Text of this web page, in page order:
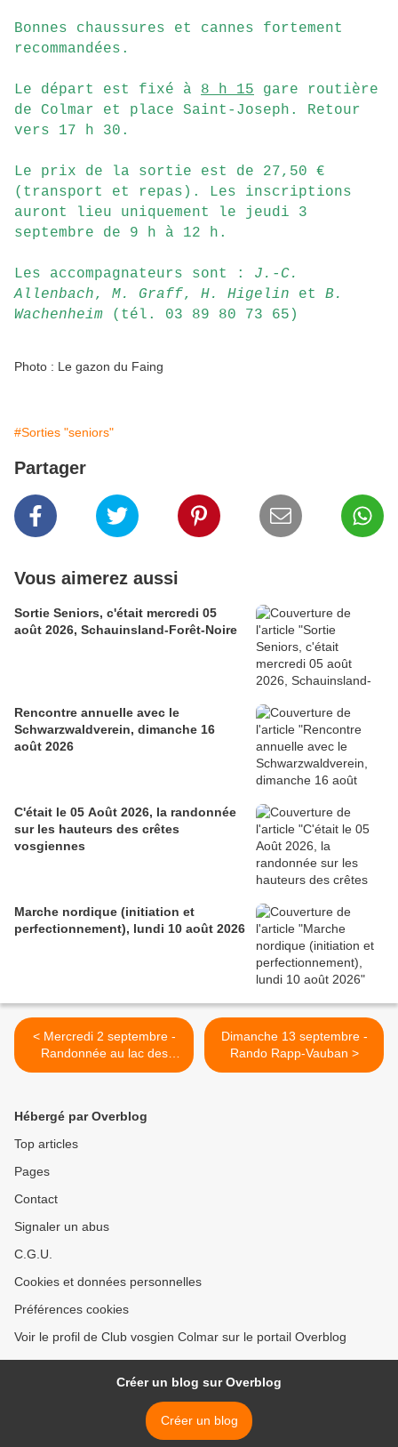
Bonnes chaussures et cannes fortement
recommandées.
Le départ est fixé à 8 h 15 gare routière
de Colmar et place Saint-Joseph. Retour
vers 17 h 30.
Le prix de la sortie est de 27,50 €
(transport et repas). Les inscriptions
auront lieu uniquement le jeudi 3
septembre de 9 h à 12 h.
Les accompagnateurs sont : J.-C.
Allenbach, M. Graff, H. Higelin et B.
Wachenheim (tél. 03 89 80 73 65)
Photo : Le gazon du Faing
#Sorties "seniors"
Partager
Vous aimerez aussi
Sortie Seniors, c'était mercredi 05
août 2026, Schauinsland-Forêt-Noire
Rencontre annuelle avec le
Schwarzwaldverein, dimanche 16
août 2026
C'était le 05 Août 2026, la randonnée
sur les hauteurs des crêtes
vosgiennes
Marche nordique (initiation et
perfectionnement), lundi 10 août 2026
< Mercredi 2 septembre -
Randonnée au lac des
Perches
Dimanche 13 septembre -
Rando Rapp-Vauban >
Hébergé par Overblog
Top articles
Pages
Contact
Signaler un abus
C.G.U.
Cookies et données personnelles
Préférences cookies
Voir le profil de Club vosgien Colmar sur le portail Overblog
Créer un blog sur Overblog
Créer un blog